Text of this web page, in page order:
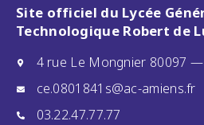
Site officiel du Lycée
Technologique Robert de
4 rue Le Mongnier 80097 —
ce.0801841s@ac-amiens.fr
03.22.47.77.77